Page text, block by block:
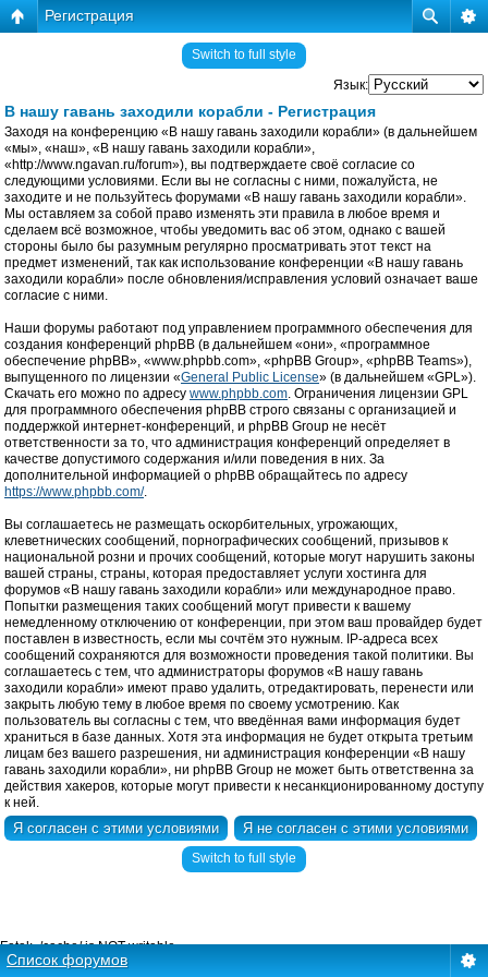
Регистрация
Switch to full style
Язык:
В нашу гавань заходили корабли - Регистрация
Заходя на конференцию «В нашу гавань заходили корабли» (в дальнейшем
«мы», «наш», «В нашу гавань заходили корабли»,
«http://www.ngavan.ru/forum»), вы подтверждаете своё согласие со
следующими условиями. Если вы не согласны с ними, пожалуйста, не
заходите и не пользуйтесь форумами «В нашу гавань заходили корабли».
Мы оставляем за собой право изменять эти правила в любое время и
сделаем всё возможное, чтобы уведомить вас об этом, однако с вашей
стороны было бы разумным регулярно просматривать этот текст на
предмет изменений, так как использование конференции «В нашу гавань
заходили корабли» после обновления/исправления условий означает ваше
согласие с ними.
Наши форумы работают под управлением программного обеспечения для
создания конференций phpBB (в дальнейшем «они», «программное
обеспечение phpBB», «www.phpbb.com», «phpBB Group», «phpBB Teams»),
выпущенного по лицензии «General Public License» (в дальнейшем «GPL»).
Скачать его можно по адресу www.phpbb.com. Ограничения лицензии GPL
для программного обеспечения phpBB строго связаны с организацией и
поддержкой интернет-конференций, и phpBB Group не несёт
ответственности за то, что администрация конференций определяет в
качестве допустимого содержания и/или поведения в них. За
дополнительной информацией о phpBB обращайтесь по адресу
https://www.phpbb.com/.
Вы соглашаетесь не размещать оскорбительных, угрожающих,
клеветнических сообщений, порнографических сообщений, призывов к
национальной розни и прочих сообщений, которые могут нарушить законы
вашей страны, страны, которая предоставляет услуги хостинга для
форумов «В нашу гавань заходили корабли» или международное право.
Попытки размещения таких сообщений могут привести к вашему
немедленному отключению от конференции, при этом ваш провайдер будет
поставлен в известность, если мы сочтём это нужным. IP-адреса всех
сообщений сохраняются для возможности проведения такой политики. Вы
соглашаетесь с тем, что администраторы форумов «В нашу гавань
заходили корабли» имеют право удалить, отредактировать, перенести или
закрыть любую тему в любое время по своему усмотрению. Как
пользователь вы согласны с тем, что введённая вами информация будет
храниться в базе данных. Хотя эта информация не будет открыта третьим
лицам без вашего разрешения, ни администрация конференции «В нашу
гавань заходили корабли», ни phpBB Group не может быть ответственна за
действия хакеров, которые могут привести к несанкционированному доступу
к ней.
Switch to full style
Список форумов
Fatal: ./cache/ is NOT writable.